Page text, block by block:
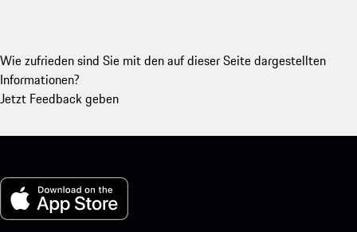
Wie zufrieden sind Sie mit den auf dieser Seite dargestellten
Informationen?
Jetzt Feedback geben